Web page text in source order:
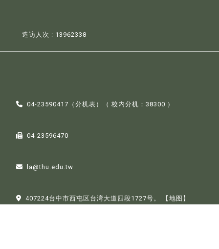
造访人次 : 13962338
04-23590417（分机表 ）（ 校内分机：38300 ）
04-23596470
la@thu.edu.tw
407224台中市西屯区台湾大道四段1727号。 【地图】